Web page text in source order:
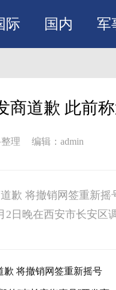
际 国内 军
商道歉 此前
理 编辑：admin
歉 将撤销网签重新
2日晚在西安市长安区
将撤销网签重新摇号